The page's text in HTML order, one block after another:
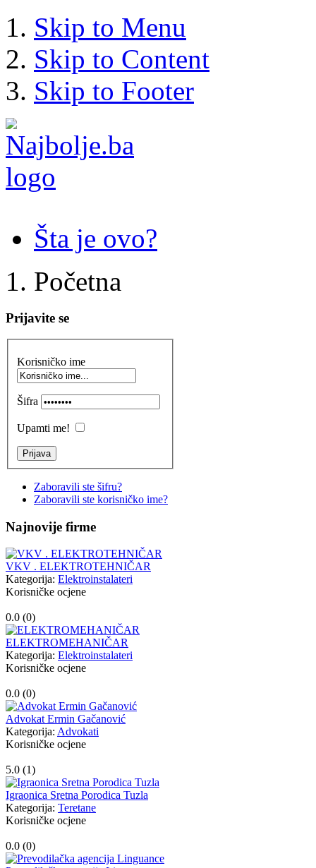
Skip to Menu
Skip to Content
Skip to Footer
Šta je ovo?
Početna
Prijavite se
Korisničko ime
Šifra
Upamti me!
Zaboravili ste šifru?
Zaboravili ste korisničko ime?
Najnovije firme
VKV . ELEKTROTEHNIČAR
Kategorija: Elektroinstalateri
Korisničke ocjene
0.0 (0)
ELEKTROMEHANIČAR
Kategorija: Elektroinstalateri
Korisničke ocjene
0.0 (0)
Advokat Ermin Gačanović
Kategorija: Advokati
Korisničke ocjene
5.0 (1)
Igraonica Sretna Porodica Tuzla
Kategorija: Teretane
Korisničke ocjene
0.0 (0)